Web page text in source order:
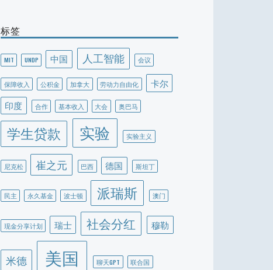
标签
MIT UNDP 中国 人工智能 会议
保障收入 公积金 加拿大 劳动力自由化
卡尔
印度
合作 基本收入 大会 奥巴马
学生贷款 实验 实验主义
尼克松 崔之元 巴西 德国 斯坦丁
民主 永久基金 波士顿 派瑞斯 澳门
现金分享计划 瑞士 社会分红 穆勒
米德 美国 聊天GPT 联合国